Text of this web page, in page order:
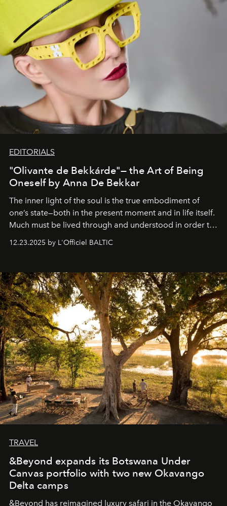
EDITORIALS
"Olivante de Bekkárde"— the Art of Being
Oneself by Anna De Bekkar
The inner light of the soul is the true embodiment of
one’s state—both in the present moment and in life itself.
Much must be lived through and understood in order to
preserve that crystal clarity of awareness, which not
everyone sees at once, not everyone understands
away. Time is essential, for beneath countless irresistible
masks, something truly beautiful hides modestly, without
seeking attention. To perceive the real essence, one
needs the art of reinterpretation. We have named this
look "Olivante".
12.23.2025 by L'Officiel BALTIC
TRAVEL
&Beyond expands its Botswana Under
Canvas portfolio with two new Okavango
Delta camps
&Beyond has reimagined luxury safari in the Okavango